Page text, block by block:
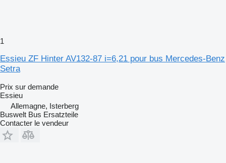
1
Essieu ZF Hinter AV132-87 i=6,21 pour bus Mercedes-Benz
Setra
Prix sur demande
Essieu
Allemagne, Isterberg
Buswelt Bus Ersatzteile
Contacter le vendeur